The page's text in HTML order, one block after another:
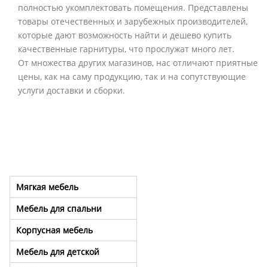
полностью укомплектовать помещения. Представлены
товары отечественных и зарубежных производителей,
которые дают возможность найти и дешево купить
качественные гарнитуры, что прослужат много лет.
От множества других магазинов, нас отличают приятные
цены, как на саму продукцию, так и на сопутствующие
услуги доставки и сборки.
Мягкая мебель
Мебель для спальни
Корпусная мебель
Мебель для детской